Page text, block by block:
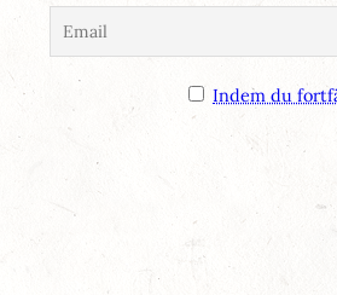
Indem du